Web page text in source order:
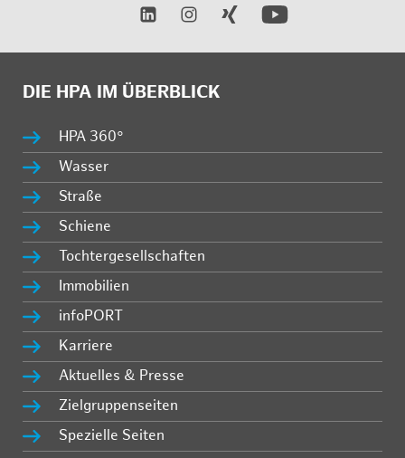
DIE HPA IM ÜBERBLICK
HPA 360°
Wasser
Straße
Schiene
Tochtergesellschaften
Immobilien
infoPORT
Karriere
Aktuelles & Presse
Zielgruppenseiten
Spezielle Seiten